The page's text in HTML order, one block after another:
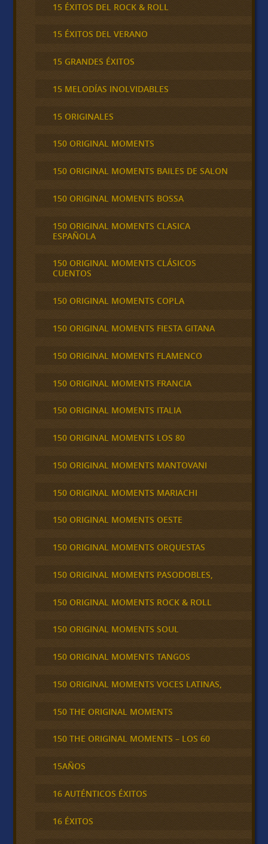
15 ÉXITOS DEL ROCK & ROLL
15 ÉXITOS DEL VERANO
15 GRANDES ÉXITOS
15 MELODÍAS INOLVIDABLES
15 ORIGINALES
150 ORIGINAL MOMENTS
150 ORIGINAL MOMENTS BAILES DE SALON
150 ORIGINAL MOMENTS BOSSA
150 ORIGINAL MOMENTS CLASICA
ESPAÑOLA
150 ORIGINAL MOMENTS CLÁSICOS
CUENTOS
150 ORIGINAL MOMENTS COPLA
150 ORIGINAL MOMENTS FIESTA GITANA
150 ORIGINAL MOMENTS FLAMENCO
150 ORIGINAL MOMENTS FRANCIA
150 ORIGINAL MOMENTS ITALIA
150 ORIGINAL MOMENTS LOS 80
150 ORIGINAL MOMENTS MANTOVANI
150 ORIGINAL MOMENTS MARIACHI
150 ORIGINAL MOMENTS OESTE
150 ORIGINAL MOMENTS ORQUESTAS
150 ORIGINAL MOMENTS PASODOBLES,
150 ORIGINAL MOMENTS ROCK & ROLL
150 ORIGINAL MOMENTS SOUL
150 ORIGINAL MOMENTS TANGOS
150 ORIGINAL MOMENTS VOCES LATINAS,
150 THE ORIGINAL MOMENTS
150 THE ORIGINAL MOMENTS – LOS 60
15AÑOS
16 AUTÉNTICOS ÉXITOS
16 ÉXITOS